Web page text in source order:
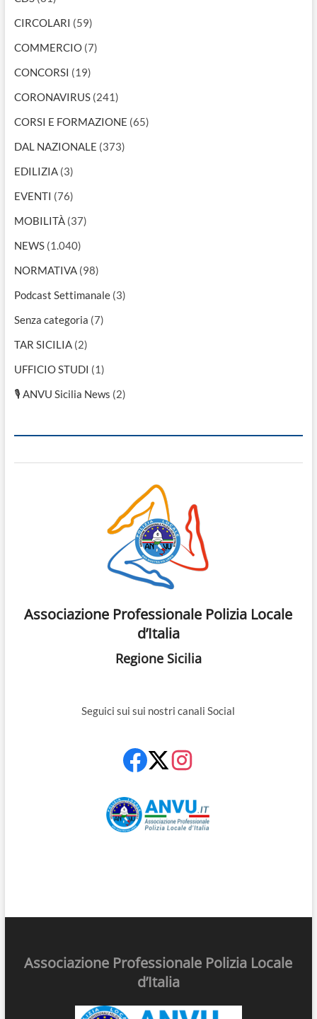
CIRCOLARI (59)
COMMERCIO(7)
CONCORSI (19)
CORONAVIRUS(241)
CORSI E FORMAZIONE (65)
DAL NAZIONALE (373)
EDILIZIA(3)
EVENTI (76)
MOBILITÀ(37)
NEWS(1.040)
NORMATIVA(98)
Podcast Settimanale(3)
Senza categoria (7)
TAR SICILIA(2)
UFFICIO STUDI (1)
🎙 ANVU Sicilia News (2)
Associazione Professionale Polizia Locale
d’Italia
Regione Sicilia
Seguici sui sui nostri canali Social
Associazione Professionale Polizia Locale
d’Italia